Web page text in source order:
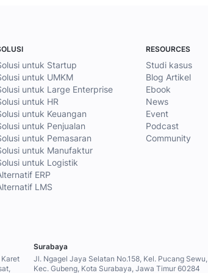
untuk Startup
untuk UMKM
untuk Large Enterprise
untuk HR
untuk Keuangan
untuk Penjualan
untuk Pemasaran
untuk Manufaktur
untuk Logistik
ERP
LMS
RESOURCES
Studi kasus
Blog Artikel
Ebook
News
Event
Podcast
Community
Surabaya
Jl. Ngagel Jaya Selatan No.158, Kel. Pucang Sewu,
Kec. Gubeng, Kota Surabaya, Jawa Timur 60284